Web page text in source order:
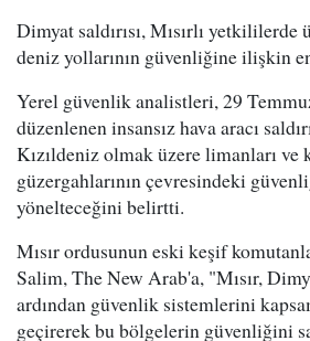
Dimyat saldırısı, Mısırlı
deniz yollarının güvenliğine ilişkin
Yerel güvenlik analistleri, 29
düzenlenen insansız hava aracı
Kızıldeniz olmak üzere limanları
güzergahlarının çevresindeki
yönelteceğini belirtti.
Mısır ordusunun eski keşif
Salim, The New Arab'a, "Mısır,
ardından güvenlik sistemlerini
geçirerek bu bölgelerin güvenliğini